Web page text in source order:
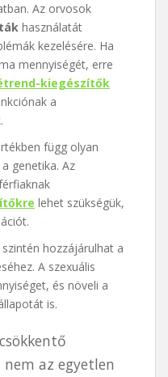
Az orvosok
használatát
kezelésére. Ha
mennyiségét, erre
kiegészítők
a
függ olyan
genetika. Az
lehet szükségük,
hozzájárulhat a
A szexuális
és növeli a
is.
az egyetlen